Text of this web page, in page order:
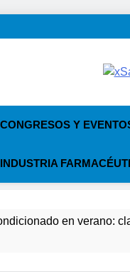
CONGRESOS Y
INDUSTRIA
en verano: